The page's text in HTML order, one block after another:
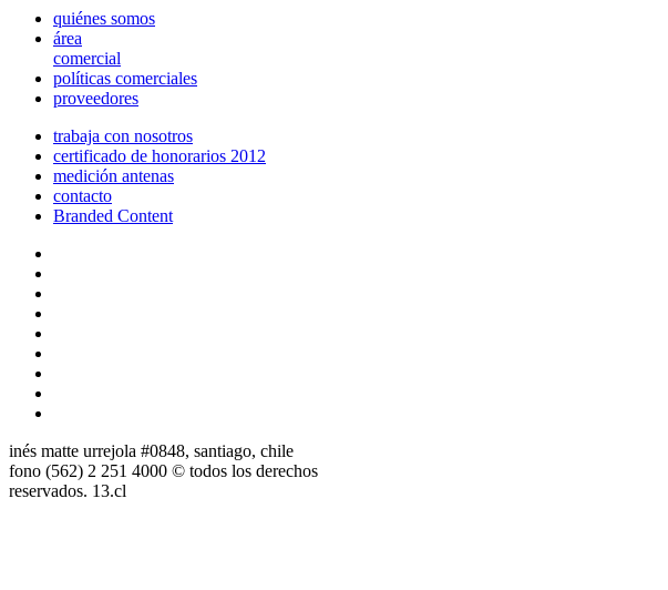
quiénes somos
área
comercial
políticas comerciales
proveedores
trabaja con nosotros
certificado de honorarios 2012
medición antenas
contacto
Branded Content
inés matte urrejola #0848, santiago, chile
fono (562) 2 251 4000 © todos los derechos
reservados. 13.cl